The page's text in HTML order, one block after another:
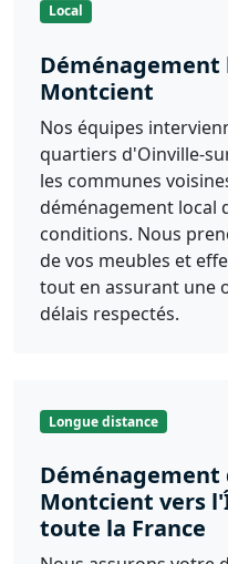
Local
Déménagement
Montcient
Nos équipes
quartiers d'Oinville-
les communes
déménagement local
conditions. Nous
de vos meubles et
tout en assurant une
délais respectés.
Longue distance
Déménagement
Montcient vers
toute la France